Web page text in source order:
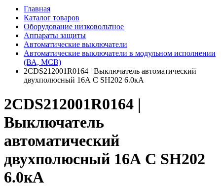
Главная
Каталог товаров
Оборудование низковольтное
Аппараты защиты
Автоматические выключатели
Автоматические выключатели в модульном исполнении
(ВА, MCB)
2CDS212001R0164 | Выключатель автоматический
двухполюсный 16А С SH202 6.0кА
2CDS212001R0164 |
Выключатель
автоматический
двухполюсный 16А С SH202
6.0кА